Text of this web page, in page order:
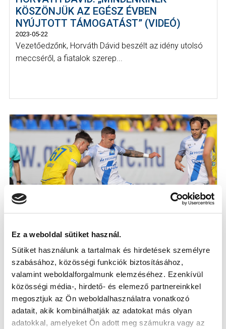
Ez a weboldal sütiket használ.
Sütiket használunk a tartalmak és hirdetések személyre
szabásához, közösségi funkciók biztosításához,
valamint weboldalforgalmunk elemzéséhez. Ezenkívül
közösségi média-, hirdető- és elemező partnereinkkel
megosztjuk az Ön weboldalhasználatra vonatkozó
adatait, akik kombinálhatják az adatokat más olyan
adatokkal, amelyeket Ön adott meg számukra vagy az
KÖSZÖNJÜK AZ EGÉSZ ÉVBEN
NYÚJTOTT TÁMOGATÁST” (VIDEÓ)
2023-05-22
Vezetőedzőnk, Horváth Dávid beszélt az idény utolsó
meccséről, a fiatalok szerep...
GYIRMÓT FC GYŐR - MTK BUDAPEST 1-2
ÖSSZEFOGLALÓ (VIDEÓ)
2023-05-22
A Gyirmót elleni szezonzáró mérkőzés legfontosabb
pillanatai.